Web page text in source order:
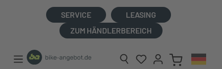
SERVICE
LEASING
ZUM HÄNDLERBEREICH